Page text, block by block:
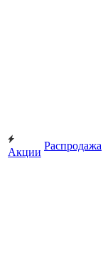
Акции
Распродажа